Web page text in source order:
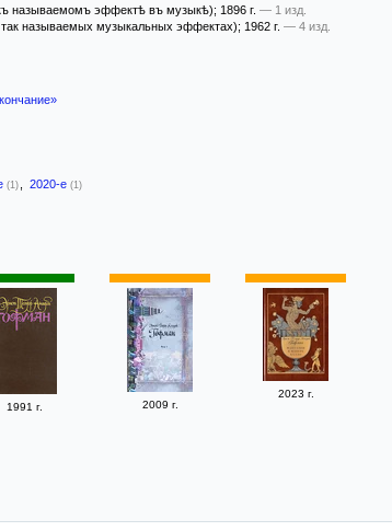
называемомъ эффектѣ въ музыкѣ); 1896 г. — 1 изд.
называемых музыкальных эффектах); 1962 г. — 4 изд.
(1) 2020-е (1)
1991 г. 2009 г.
2023 г.